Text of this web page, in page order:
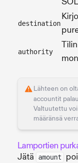
destination
authority
Lähteen on
accountit
Valtuutettu
määränsä
Lamportien
Jätä
amount